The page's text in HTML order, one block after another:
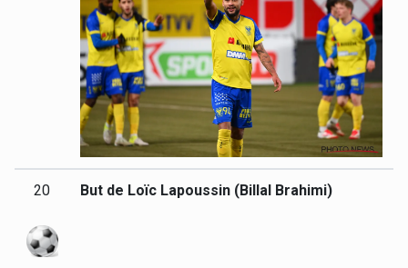
20 But de Loïc Lapoussin (Billal Brahimi)